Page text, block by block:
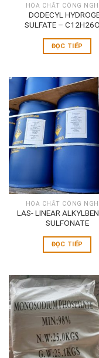
HÓA CHẤT CÔNG
DODECYL
SULFATE –
ĐỌC TIẾP
HÓA CHẤT CÔNG
LAS- LINEAR
SULFONATE
ĐỌC TIẾP